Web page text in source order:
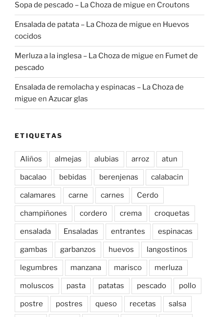
Sopa de pescado – La Choza de migue en Croutons
Ensalada de patata – La Choza de migue en Huevos
cocidos
Merluza a la inglesa – La Choza de migue en Fumet de
pescado
Ensalada de remolacha y espinacas – La Choza de
migue en Azucar glas
ETIQUETAS
Aliños almejas alubias arroz atun
bacalao bebidas berenjenas calabacin
calamares carne carnes Cerdo
champiñones cordero crema croquetas
ensalada Ensaladas entrantes espinacas
gambas garbanzos huevos langostinos
legumbres manzana marisco merluza
moluscos pasta patatas pescado pollo
postre postres queso recetas salsa